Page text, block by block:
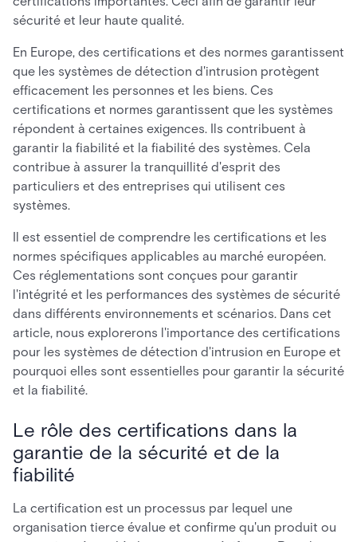
sécurité et leur haute qualité.
En Europe, des certifications et des normes garantissent
que les systèmes de détection d'intrusion protègent
efficacement les personnes et les biens. Ces
certifications et normes garantissent que les systèmes
répondent à certaines exigences. Ils contribuent à
garantir la fiabilité et la fiabilité des systèmes. Cela
contribue à assurer la tranquillité d'esprit des
particuliers et des entreprises qui utilisent ces
systèmes.
Il est essentiel de comprendre les certifications et les
normes spécifiques applicables au marché européen.
Ces réglementations sont conçues pour garantir
l'intégrité et les performances des systèmes de sécurité
dans différents environnements et scénarios. Dans cet
article, nous explorerons l'importance des certifications
pour les systèmes de détection d'intrusion en Europe et
pourquoi elles sont essentielles pour garantir la sécurité
et la fiabilité.
Le rôle des certifications dans la
garantie de la sécurité et de la
fiabilité
La certification est un processus par lequel une
organisation tierce évalue et confirme qu'un produit ou